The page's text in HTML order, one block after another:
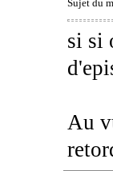
Sujet du
si si
Au